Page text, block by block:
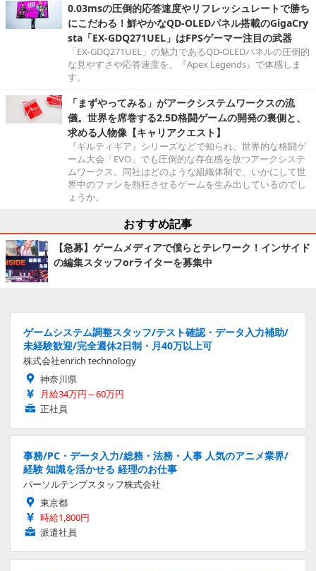
0.03msの圧倒的応答速度やリフレッシュレートで勝ち
にこだわる！鮮やかなQD-OLEDパネル搭載のGigaCry
sta「EX-GDQ271UEL」はFPSゲーマー注目の武器
「EX-GDQ271UEL」の魅力であるQD-OLEDパネルの圧倒的
な見やすさや応答速度を、『Apex Legends』で体感しま
す。
「まずやってみる」がアークシステムワークスの流
儀。世界を席巻する2.5D格闘ゲームの開発の裏側と、
求める人物像【キャリアクエスト】
『ギルティギア』シリーズなどで知られ、世界的な格闘ゲ
ーム大会「EVO」でも圧倒的な存在感を放つアークシステ
ムワークス。同社はどのような組織体制で、いかにして世
界中のファンを熱狂させるゲームを生み出しているのでし
ょうか。
おすすめ記事
【急募】ゲームメディアで僕らとテレワーク！インサイド
の編集スタッフorライターを募集中
ゲームシステム調整スタッフ/テスト確認・データ入力補助/
未経験歓迎/完全週休2日制・月40万以上可
株式会社enrich technology
神奈川県
月給34万円～60万円
正社員
事務/PC・データ入力/総務・法務・人事 人気のアニメ業界/
経験 知識を活かせる 経理のお仕事
パーソルテンプスタッフ株式会社
東京都
時給1,800円
派遣社員